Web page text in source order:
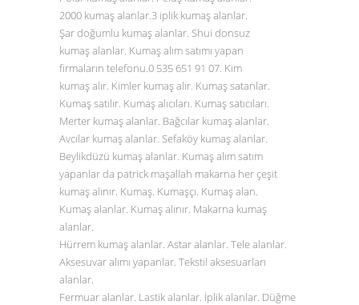
2000 kumaş alanlar.3 iplik kumaş alanlar.
Şar doğumlu kumaş alanlar. Shui donsuz
kumaş alanlar. Kumaş alım satımı yapan
firmaların telefonu.0 535 651 91 07. Kim
kumaş alır. Kimler kumaş alır. Kumaş satanlar.
Kumaş satılır. Kumaş alıcıları. Kumaş satıcıları.
Merter kumaş alanlar. Bağcılar kumaş alanlar.
Avcılar kumaş alanlar. Sefaköy kumaş alanlar.
Beylikdüzü kumaş alanlar. Kumaş alım satım
yapanlar da patrick maşallah makarna her çeşit
kumaş alınır. Kumaş. Kumaşçı. Kumaş alan.
Kumaş alanlar. Kumaş alınır. Makarna kumaş
alanlar.
Hürrem kumaş alanlar. Astar alanlar. Tele alanlar.
Aksesuvar alımı yapanlar. Tekstil aksesuarları
alanlar.
Fermuar alanlar. Lastik alanlar. İplik alanlar. Düğme